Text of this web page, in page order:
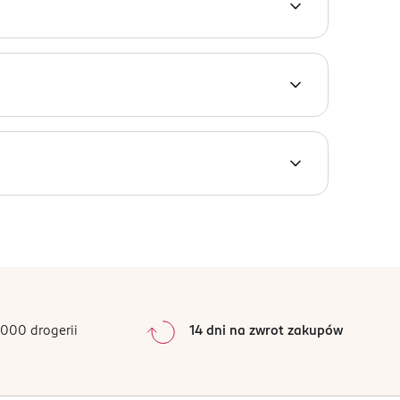
0%
Sortowanie wgdata: od najnowszej
drogerii 14 dni na zwrot zakupów